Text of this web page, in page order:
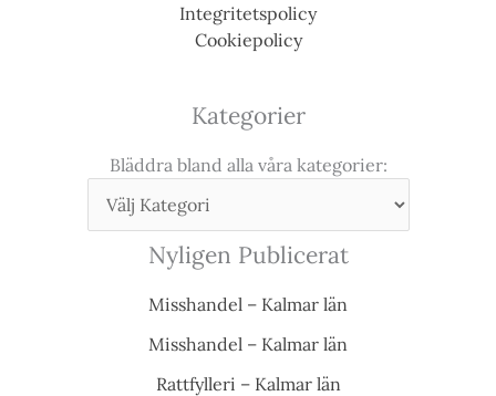
Integritetspolicy
Cookiepolicy
Kategorier
Bläddra bland alla våra kategorier:
Nyligen Publicerat
Misshandel – Kalmar län
Misshandel – Kalmar län
Rattfylleri – Kalmar län